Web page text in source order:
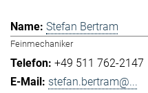
Stefan Bertram
Feinmechaniker
+49 511 762-2147
stefan.bertram@...